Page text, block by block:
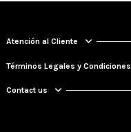
Atención al Cliente
Términos Legales y Condiciones
Contact us